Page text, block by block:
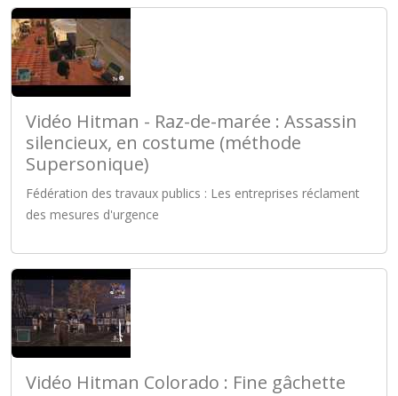
Vidéo Hitman - Raz-de-marée : Assassin
silencieux, en costume (méthode
Supersonique)
Fédération des travaux publics : Les entreprises réclament
des mesures d'urgence
Vidéo Hitman Colorado : Fine gâchette